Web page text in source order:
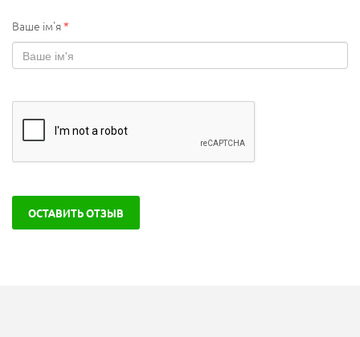
Ваше ім'я*
ОСТАВИТЬ ОТЗЫВ